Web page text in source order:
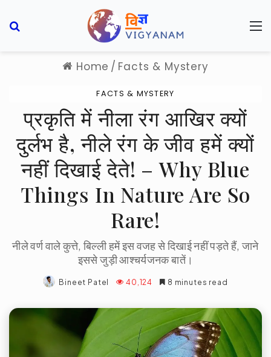
Home / Facts & Mystery
FACTS & MYSTERY
प्रकृति में नीला रंग आखिर क्यों
दुर्लभ है, नीले रंग के जीव हमें क्यों
नहीं दिखाई देते! – Why Blue
Things In Nature Are So
Rare!
नीले वर्ण वाले कुत्ते, बिल्ली हमें इस वजह से दिखाई नहीं पड़ते हैं, जाने
इससे जुड़ी आश्चर्यजनक बातें।
Bineet Patel 40,124 8 minutes read